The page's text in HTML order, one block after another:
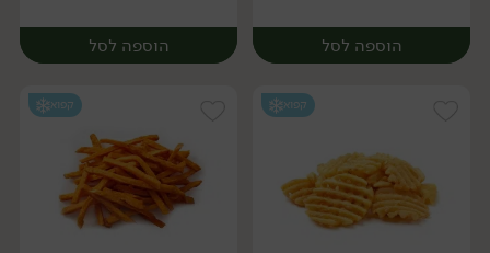
הוספה לסל הוספה לסל
קפוא קפוא